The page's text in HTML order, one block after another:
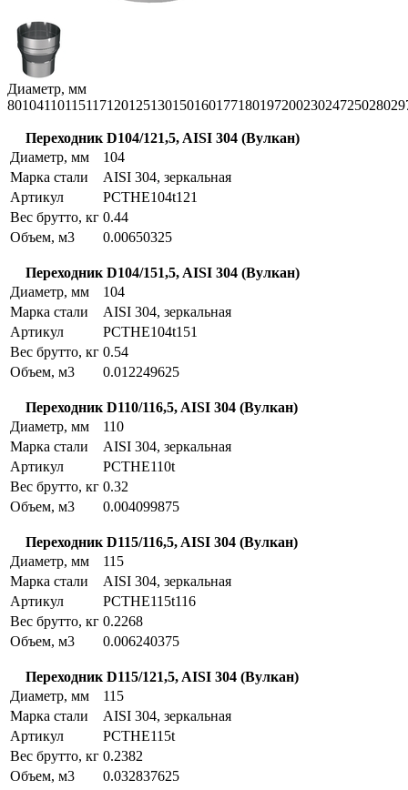
Диаметр, мм
80104110115117120125130150160177180197200230247250280
Переходник D104/121,5, AISI 304 (Вулкан)
Диаметр, мм
104
Марка стали
AISI 304, зеркальная
Артикул
PCTHE104t121
Вес брутто, кг 0.44
Объем, м3
0.00650325
Переходник D104/151,5, AISI 304 (Вулкан)
Диаметр, мм
104
Марка стали
AISI 304, зеркальная
Артикул
PCTHE104t151
Вес брутто, кг 0.54
Объем, м3
0.012249625
Переходник D110/116,5, AISI 304 (Вулкан)
Диаметр, мм
110
Марка стали
AISI 304, зеркальная
Артикул
PCTHE110t
Вес брутто, кг 0.32
Объем, м3
0.004099875
Переходник D115/116,5, AISI 304 (Вулкан)
Диаметр, мм
115
Марка стали
AISI 304, зеркальная
Артикул
PCTHE115t116
Вес брутто, кг 0.2268
Объем, м3
0.006240375
Переходник D115/121,5, AISI 304 (Вулкан)
Диаметр, мм
115
Марка стали
AISI 304, зеркальная
Артикул
PCTHE115t
Вес брутто, кг 0.2382
Объем, м3
0.032837625